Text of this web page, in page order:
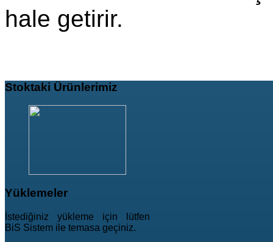
hale getirir.
Stoktaki Ürünlerimiz
Yüklemeler
İstediğiniz yükleme için lütfen
BiS Sistem ile temasa geçiniz.